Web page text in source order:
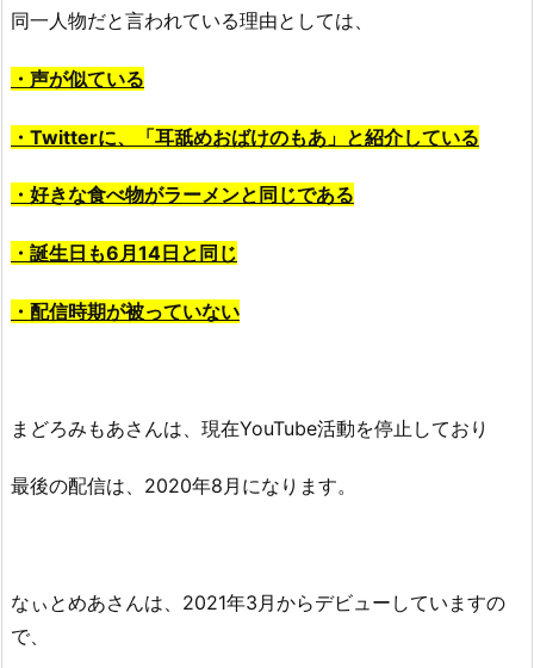
同一人物だと言われている理由としては、
・声が似ている
・Twitterに、「耳舐めおばけのもあ」と紹介している
・好きな食べ物がラーメンと同じである
・誕生日も6月14日と同じ
・配信時期が被っていない
まどろみもあさんは、現在YouTube活動を停止しており
最後の配信は、2020年8月になります。
なぃとめあさんは、2021年3月からデビューしていますの
で、